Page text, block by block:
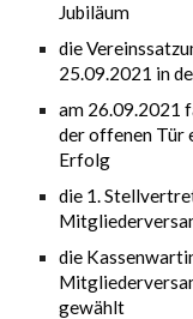
Jubiläum
die
25.09.2021 in
am 26.09.2021
der offenen Tür
Erfolg
die 1.
die
gewählt